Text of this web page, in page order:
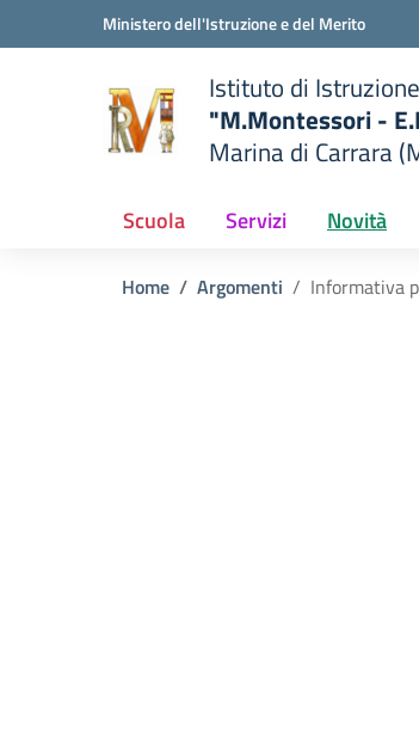
Vai ai contenuti
Vai al menu di navigazioneMinistero dell'Istruzione e del Merito
Istituto di
"M.Montessori -
Marina di Carrara
Scuola Servizi Novità
Home Argomenti Informativa